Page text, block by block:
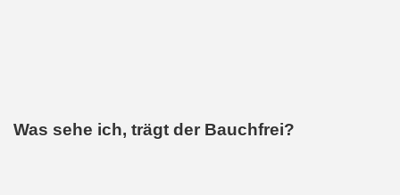
Was sehe ich, trägt der Bauchfrei?